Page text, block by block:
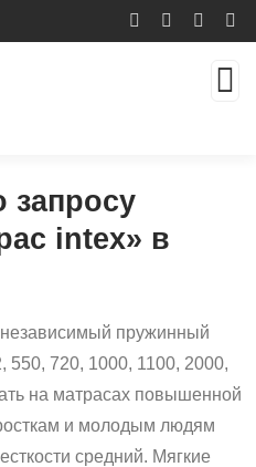
запросу
intex» в
пружинный
550, 720, 1000, 1100, 2000,
на матрасах повышенной
и молодым людям
средний. Мягкие